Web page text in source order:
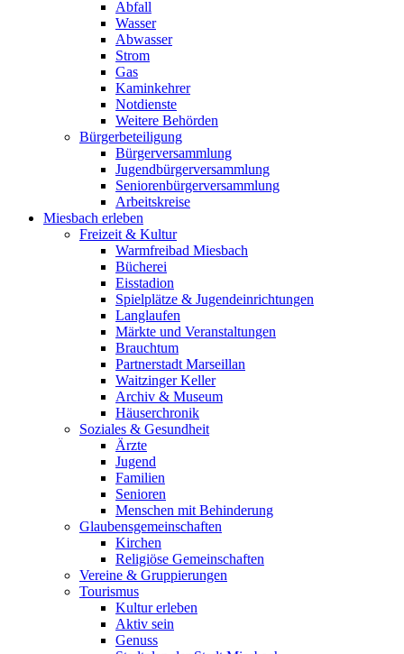
Abfall
Wasser
Abwasser
Strom
Gas
Kaminkehrer
Notdienste
Weitere Behörden
Bürgerbeteiligung
Bürgerversammlung
Jugendbürgerversammlung
Seniorenbürgerversammlung
Arbeitskreise
Miesbach erleben
Freizeit & Kultur
Warmfreibad Miesbach
Bücherei
Eisstadion
Spielplätze & Jugendeinrichtungen
Langlaufen
Märkte und Veranstaltungen
Brauchtum
Partnerstadt Marseillan
Waitzinger Keller
Archiv & Museum
Häuserchronik
Soziales & Gesundheit
Ärzte
Jugend
Familien
Senioren
Menschen mit Behinderung
Glaubensgemeinschaften
Kirchen
Religiöse Gemeinschaften
Vereine & Gruppierungen
Tourismus
Kultur erleben
Aktiv sein
Genuss